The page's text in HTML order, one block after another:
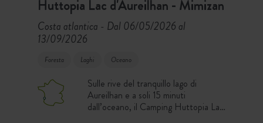
Huttopia Lac d'Aureilhan - Mimizan
Costa atlantica - Dal 06/05/2026 al
13/09/2026
Foresta Laghi Oceano
Sulle rive del tranquillo lago di
Aureilhan e a soli 15 minuti
dall’oceano, il Camping Huttopia Lac